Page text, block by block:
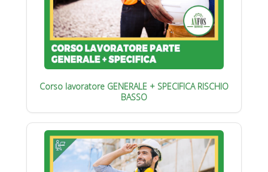
Corso lavoratore GENERALE + SPECIFICA RISCHIO
BASSO